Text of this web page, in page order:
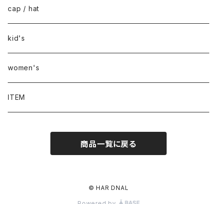
cap / hat
kid's
women's
ITEM
商品一覧に戻る
© HAR DNAL